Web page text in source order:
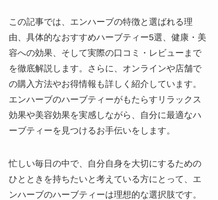
この記事では、エンハーブの特徴と選ばれる理
由、具体的なおすすめハーブティー5選、健康・美
容への効果、そして実際の口コミ・レビューまで
を徹底解説します。さらに、オンラインや店舗で
の購入方法やお得情報も詳しく紹介しています。
エンハーブのハーブティーがもたらすリラックス
効果や美容効果を実感しながら、自分に最適なハ
ーブティーを見つけるお手伝いをします。
忙しい毎日の中で、自分自身を大切にするための
ひとときを持ちたいと考えている方にとって、エ
ンハーブのハーブティーは理想的な選択肢です。